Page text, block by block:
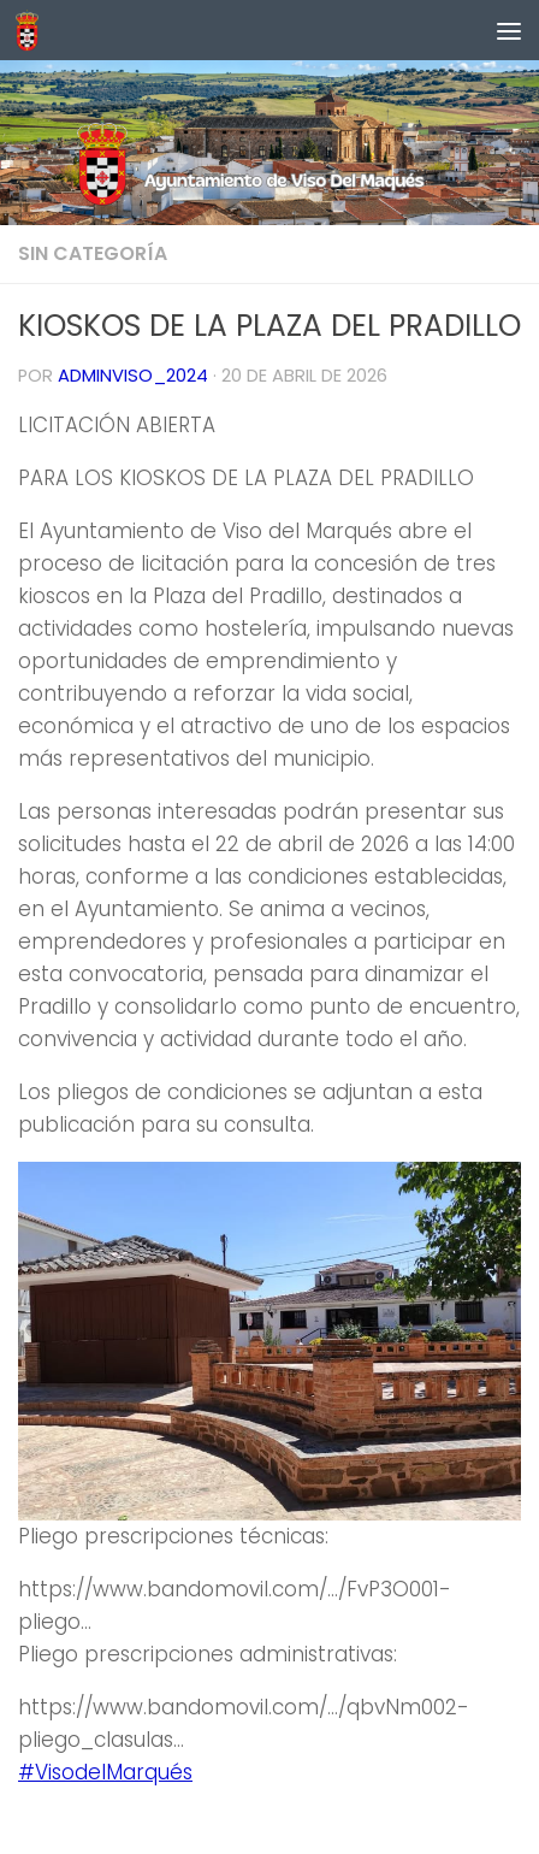
Saltar al contenido
SIN CATEGORÍA
Decentralized crypto trading platform for
integration and faster fiat on-ramps.
KIOSKOS DE LA PLAZA DEL PRADILLO
POR ADMINVISO_2024 · 20 DE ABRIL DE 2026
LICITACIÓN ABIERTA
PARA LOS KIOSKOS DE LA PLAZA DEL PRADILLO
El Ayuntamiento de Viso del Marqués abre el
proceso de licitación para la concesión de tres
kioscos en la Plaza del Pradillo, destinados a
actividades como hostelería, impulsando nuevas
oportunidades de emprendimiento y
contribuyendo a reforzar la vida social,
económica y el atractivo de uno de los espacios
más representativos del municipio.
Las personas interesadas podrán presentar sus
solicitudes hasta el 22 de abril de 2026 a las 14:00
horas, conforme a las condiciones establecidas,
en el Ayuntamiento. Se anima a vecinos,
emprendedores y profesionales a participar en
esta convocatoria, pensada para dinamizar el
Pradillo y consolidarlo como punto de encuentro,
convivencia y actividad durante todo el año.
Los pliegos de condiciones se adjuntan a esta
publicación para su consulta.
Pliego prescripciones técnicas:
https://www.bandomovil.com/…/FvP3O001-
pliego…
Pliego prescripciones administrativas:
https://www.bandomovil.com/…/qbvNm002-
pliego_clasulas…
#VisodelMarqués